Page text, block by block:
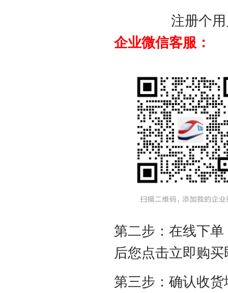
注册个用户名
企业微信客服：
第二步：在线下
后您点击立即购
第三步：确认收